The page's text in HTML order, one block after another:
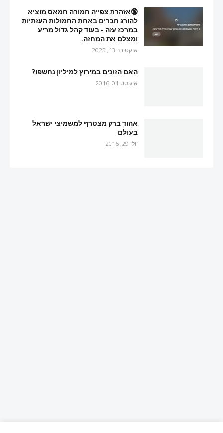
🔞אזהרת צפייה חמורה חמאס מוציא
להורג חברים באחת החמולות העזתיות
במרכז עזה - בעוד קהל גדול מריע
ומצלם את המחזה.
אוקטובר 13, 2025
האם הזוכים במירוץ למיליון נחשפו?
אוגוסט 01, 2016
אהוד ברק מצטרף למשמיצי ישראל
בעולם
יולי 29, 2016